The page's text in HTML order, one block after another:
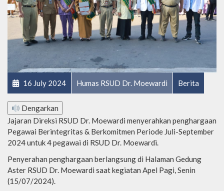
16 July 2024 Humas RSUD Dr. Moewardi Berita
Dengarkan
Jajaran Direksi RSUD Dr. Moewardi menyerahkan penghargaan
Pegawai Berintegritas & Berkomitmen Periode Juli-September
2024 untuk 4 pegawai di RSUD Dr. Moewardi.
Penyerahan penghargaan berlangsung di Halaman Gedung
Aster RSUD Dr. Moewardi saat kegiatan Apel Pagi, Senin
(15/07/2024).